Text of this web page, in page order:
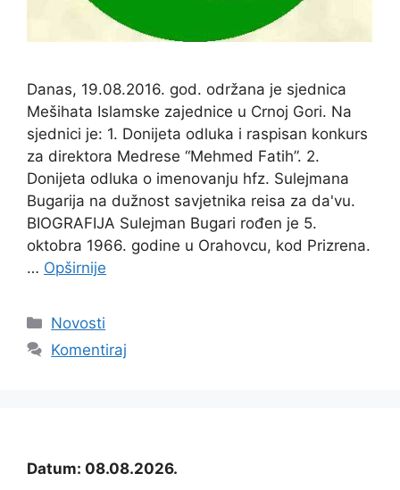
Danas, 19.08.2016. god. održana je sjednica
Mešihata Islamske zajednice u Crnoj Gori. Na
sjednici je: 1. Donijeta odluka i raspisan konkurs
za direktora Medrese “Mehmed Fatih”. 2.
Donijeta odluka o imenovanju hfz. Sulejmana
Bugarija na dužnost savjetnika reisa za da'vu.
BIOGRAFIJA Sulejman Bugari rođen je 5.
oktobra 1966. godine u Orahovcu, kod Prizrena.
… Opširnije
Kategorije
Novosti
Komentiraj
Datum: 08.08.2026.